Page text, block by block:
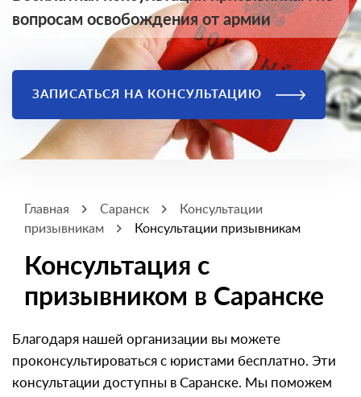
вопросам освобождения от армии
ЗАПИСАТЬСЯ НА КОНСУЛЬТАЦИЮ
Главная Саранск
Консультации
призывникам
Консультации призывникам
Консультация с
призывником в Саранске
Благодаря нашей организации вы можете
проконсультироваться с юристами бесплатно. Эти
консультации доступны в Саранске. Мы поможем